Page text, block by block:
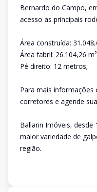
Bernardo do Campo,
acesso as principais
Área construída:
Área fabril: 26.104,26
Pé direito: 12 metros;
Para mais
corretores e agende
Ballarin Imóveis, desde
maior variedade de
região.